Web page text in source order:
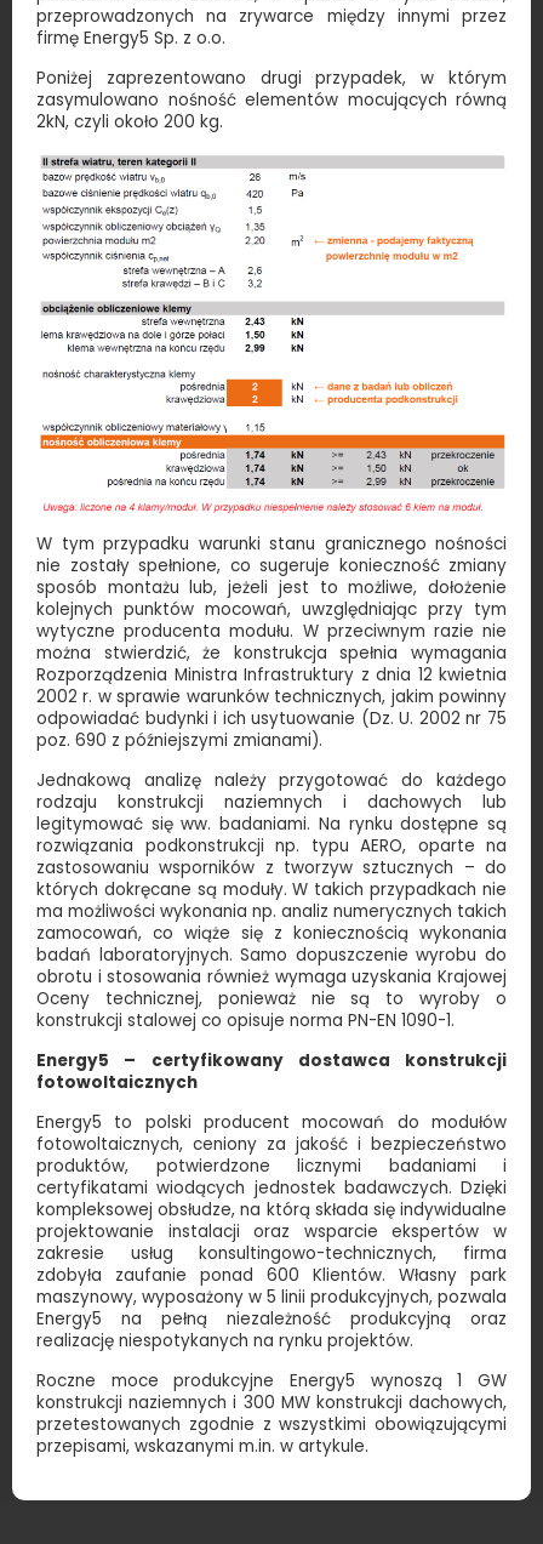
przeprowadzonych na zrywarce między innymi przez
firmę Energy5 Sp. z o.o.
Poniżej zaprezentowano drugi przypadek, w którym
zasymulowano nośność elementów mocujących równą
2kN, czyli około 200 kg.
W tym przypadku warunki stanu granicznego nośności
nie zostały spełnione, co sugeruje konieczność zmiany
sposób montażu lub, jeżeli jest to możliwe, dołożenie
kolejnych punktów mocowań, uwzględniając przy tym
wytyczne producenta modułu. W przeciwnym razie nie
można stwierdzić, że konstrukcja spełnia wymagania
Rozporządzenia Ministra Infrastruktury z dnia 12 kwietnia
2002 r. w sprawie warunków technicznych, jakim powinny
odpowiadać budynki i ich usytuowanie (Dz. U. 2002 nr 75
poz. 690 z późniejszymi zmianami).
Jednakową analizę należy przygotować do każdego
rodzaju konstrukcji naziemnych i dachowych lub
legitymować się ww. badaniami. Na rynku dostępne są
rozwiązania podkonstrukcji np. typu AERO, oparte na
zastosowaniu wsporników z tworzyw sztucznych – do
których dokręcane są moduły. W takich przypadkach nie
ma możliwości wykonania np. analiz numerycznych takich
zamocowań, co wiąże się z koniecznością wykonania
badań laboratoryjnych. Samo dopuszczenie wyrobu do
obrotu i stosowania również wymaga uzyskania Krajowej
Oceny technicznej, ponieważ nie są to wyroby o
konstrukcji stalowej co opisuje norma PN-EN 1090-1.
Energy5 – certyfikowany dostawca konstrukcji
fotowoltaicznych
Energy5 to polski producent mocowań do modułów
fotowoltaicznych, ceniony za jakość i bezpieczeństwo
produktów, potwierdzone licznymi badaniami i
certyfikatami wiodących jednostek badawczych. Dzięki
kompleksowej obsłudze, na którą składa się indywidualne
projektowanie instalacji oraz wsparcie ekspertów w
zakresie usług konsultingowo-technicznych, firma
zdobyła zaufanie ponad 600 Klientów. Własny park
maszynowy, wyposażony w 5 linii produkcyjnych, pozwala
Energy5 na pełną niezależność produkcyjną oraz
realizację niespotykanych na rynku projektów.
Roczne moce produkcyjne Energy5 wynoszą 1 GW
konstrukcji naziemnych i 300 MW konstrukcji dachowych,
przetestowanych zgodnie z wszystkimi obowiązującymi
przepisami, wskazanymi m.in. w artykule.